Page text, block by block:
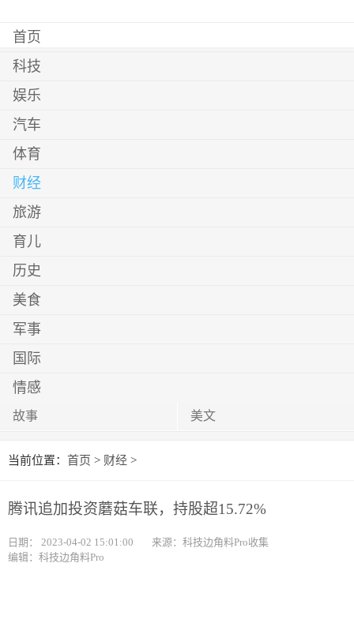
首页
科技
娱乐
汽车
体育
财经
旅游
育儿
历史
美食
军事
国际
情感
故事 美文
当前位置： 首页 > 财经 >
腾讯追加投资蘑菇车联，持股超15.72%
日期： 2023-04-02 15:01:00
来源：科技边角料Pro收集
编辑：科技边角料Pro